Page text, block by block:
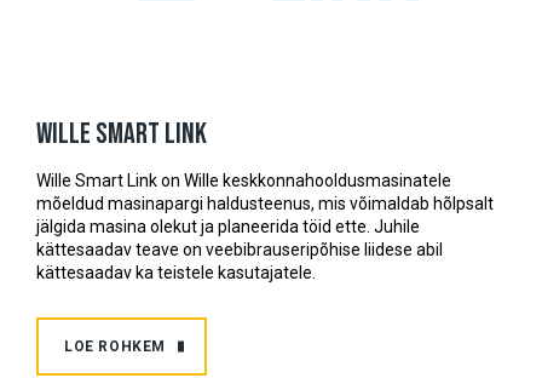
Wille Smart Link
Wille Smart Link on Wille keskkonnahooldusmasinatele
mõeldud masinapargi haldusteenus, mis võimaldab hõlpsalt
jälgida masina olekut ja planeerida töid ette. Juhile
kättesaadav teave on veebibrauseripõhise liidese abil
kättesaadav ka teistele kasutajatele.
LOE ROHKEM